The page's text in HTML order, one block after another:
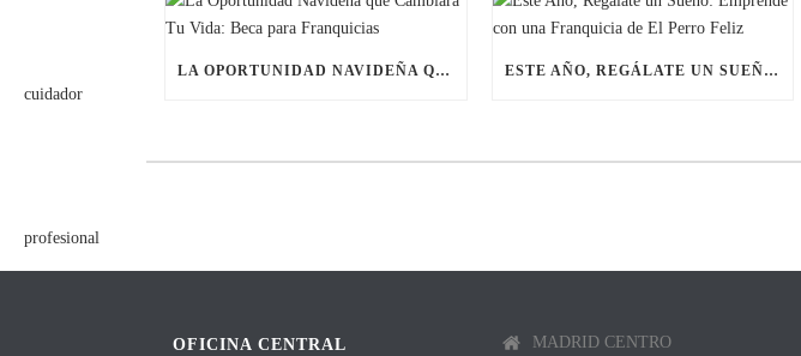
LA OPORTUNIDAD NAVIDEÑA QUE CAMBIARÁ TU VIDA: BECA PARA FRANQUICIAS ESTE AÑO, REGÁLATE UN SUEÑO: EMPRENDE CON UNA FRANQUICIA DE EL PERRO FELIZ
OFICINA CENTRAL
MADRID CENTRO